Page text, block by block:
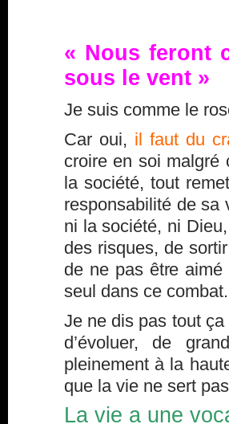
« Nous feront
sous le vent »
Je suis comme le
Car oui, il faut du
croire en soi malgré
la société, tout
responsabilité de sa
ni la société, ni
des risques, de
de ne pas être aimé
seul dans ce combat.
Je ne dis pas tout
d’évoluer, de
pleinement à la
que la vie ne sert
La vie a une